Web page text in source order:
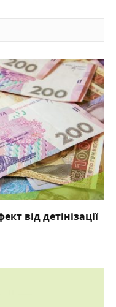
від детінізації